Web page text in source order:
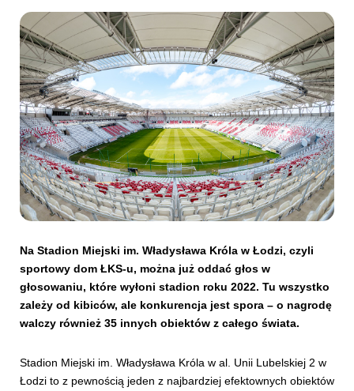
SKLEP KUP BILET
Na Stadion Miejski im. Władysława Króla w Łodzi, czyli
sportowy dom ŁKS-u, można już oddać głos w
głosowaniu, które wyłoni stadion roku 2022. Tu wszystko
zależy od kibiców, ale konkurencja jest spora – o nagrodę
walczy również 35 innych obiektów z całego świata.
Stadion Miejski im. Władysława Króla w al. Unii Lubelskiej 2 w
Łodzi to z pewnością jeden z najbardziej efektownych obiektów